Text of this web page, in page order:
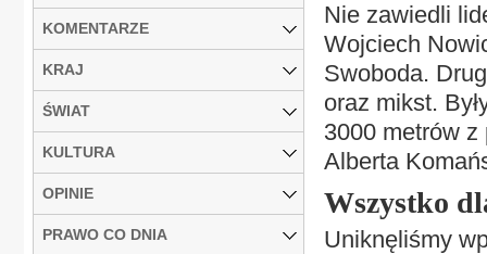
Nie zawiedli
Wojciech
Swoboda.
oraz mikst.
3000 metrów
Alberta
Wszystko
Uniknęliśmy
KOMENTARZE
KRAJ
ŚWIAT
KULTURA
OPINIE
PRAWO CO DNIA